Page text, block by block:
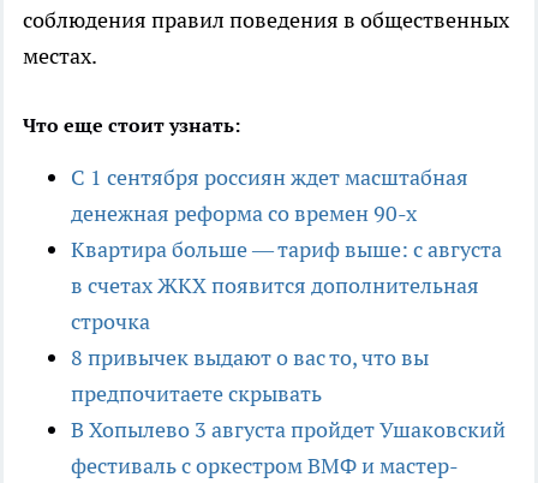
соблюдения правил поведения в общественных
местах.
Что еще стоит узнать:
С 1 сентября россиян ждет масштабная
денежная реформа со времен 90-х
Квартира больше — тариф выше: с августа
в счетах ЖКХ появится дополнительная
строчка
8 привычек выдают о вас то, что вы
предпочитаете скрывать
В Хопылево 3 августа пройдет Ушаковский
фестиваль с оркестром ВМФ и мастер-